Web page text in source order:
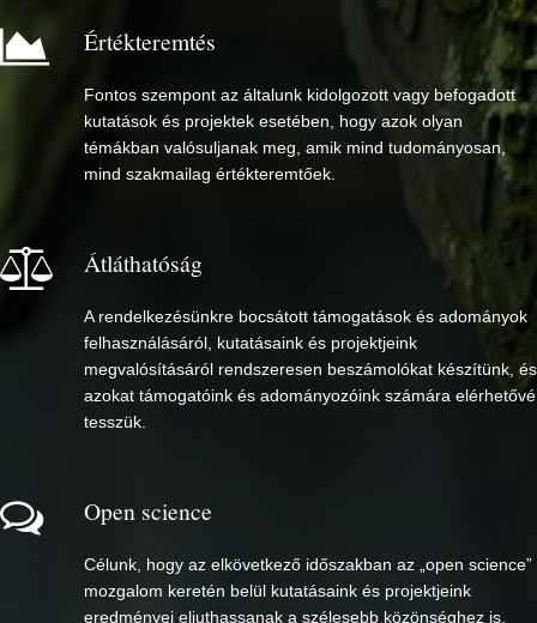
Értékteremtés
Fontos szempont az általunk kidolgozott vagy befogadott
kutatások és projektek esetében, hogy azok olyan
témákban valósuljanak meg, amik mind tudományosan,
mind szakmailag értékteremtőek.
Átláthatóság
A rendelkezésünkre bocsátott támogatások és adományok
felhasználásáról, kutatásaink és projektjeink
megvalósításáról rendszeresen beszámolókat készítünk, és
azokat támogatóink és adományozóink számára elérhetővé
tesszük.
Open science
Célunk, hogy az elkövetkező időszakban az „open science”
mozgalom keretén belül kutatásaink és projektjeink
eredményei eljuthassanak a szélesebb közönséghez is.